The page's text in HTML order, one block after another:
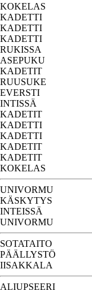
KOKELAS
KADETTI
KADETTI
KADETTI
RUKISSA
ASEPUKU
KADETIT
RUUSUKE
EVERSTI
INTISSÄ
KADETIT
KADETTI
KADETTI
KADETIT
KADETIT
KOKELAS
UNIVORMU
KÄSKYTYS
INTEISSÄ
UNIVORMU
SOTATAITO
PÄÄLLYSTÖ
IISAKKALA
ALIUPSEERI